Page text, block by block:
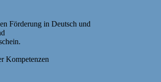
Förderung in Deutsch und
Kompetenzen